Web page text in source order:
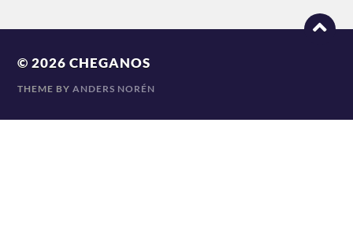
© 2026CHEGANOS
THEME BYANDERS NORÉN